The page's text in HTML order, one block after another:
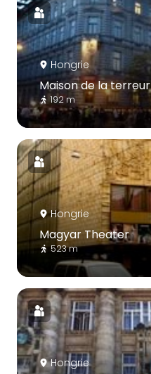
Hongrie
Maison de la terreur
192 m
Hongrie
Magyar Theater
523 m
Hongrie